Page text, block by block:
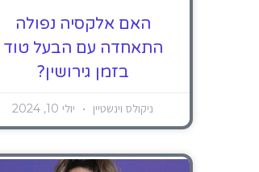
האם אלקסיה נפולה
התאחדה עם הבעל טוד
בזמן גירושין?
ניקולס וינשטיין יולי 10, 2024